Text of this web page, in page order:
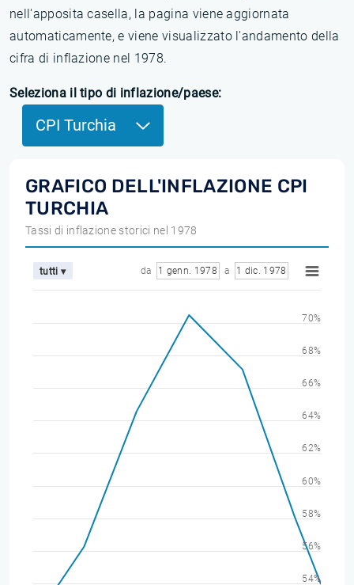
nell'apposita casella, la pagina viene aggiornata
automaticamente, e viene visualizzato l'andamento della
cifra di inflazione nel 1978.
Seleziona il tipo di inflazione/paese:
CPI Turchia
GRAFICO DELL'INFLAZIONE CPI
TURCHIA
Tassi di inflazione storici nel 1978
tutti ▾ da 1 genn. 1978 a 1 dic. 1978
54%
56%
58%
60%
62%
64%
66%
68%
70%